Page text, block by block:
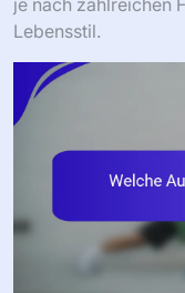
je nach zahlreichen
Lebensstil.